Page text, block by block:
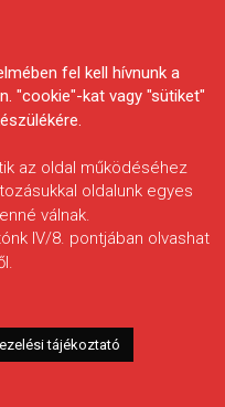
fel kell hívnunk a
"cookie"-kat vagy "sütiket"
az oldal működéséhez
oldalunk egyes
válnak.
IV/8. pontjában olvashat
tájékoztató